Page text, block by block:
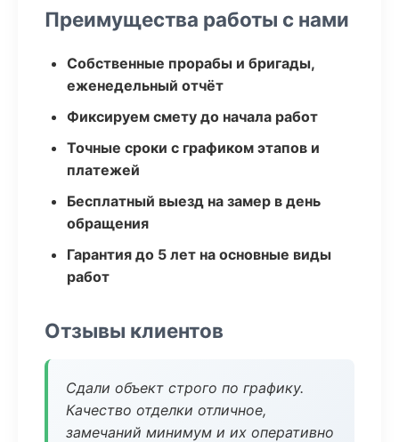
Преимущества работы с нами
Собственные прорабы и бригады,
еженедельный отчёт
Фиксируем смету до начала работ
Точные сроки с графиком этапов и
платежей
Бесплатный выезд на замер в день
обращения
Гарантия до 5 лет на основные виды
работ
Отзывы клиентов
Сдали объект строго по графику.
Качество отделки отличное,
замечаний минимум и их оперативно